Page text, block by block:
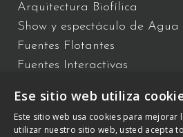
Arquitectura Biofílica
Show y espectáculo de Agua
Fuentes Flotantes
Fuentes Interactivas
C/ Vallès 2 – Polígono Industrial
Ese sitio web utiliza
Este sitio web usa cookies para mejorar
utilizar nuestro sitio web, usted acepta